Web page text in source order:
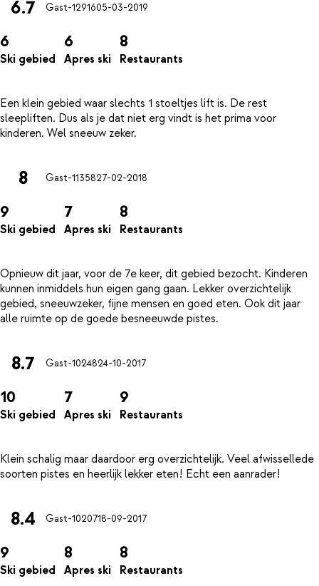
6.7 Gast-1291605-03-2019
6
Ski gebied
6
Apres ski
8
Restaurants
Een klein gebied waar slechts 1 stoeltjes lift is. De rest
sleepliften. Dus als je dat niet erg vindt is het prima voor
8 Gast-1135827-02-2018
9
Ski gebied
7
Apres ski
8
Restaurants
Opnieuw dit jaar, voor de 7e keer, dit gebied bezocht. Kinderen
kunnen inmiddels hun eigen gang gaan. Lekker overzichtelijk
gebied, sneeuwzeker, fijne mensen en goed eten. Ook dit jaar
8.7 Gast-1024824-10-2017
10
Ski gebied
7
Apres ski
9
Restaurants
Klein schalig maar daardoor erg overzichtelijk. Veel afwissellede
8.4 Gast-1020718-09-2017
9
Ski gebied
8
Apres ski
8
Restaurants